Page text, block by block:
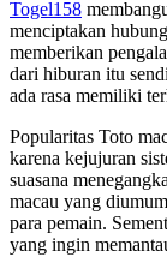
Togel158
menciptakan
memberikan
dari hiburan itu
ada rasa memiliki
Popularitas Toto
karena kejujuran
suasana
macau yang
para pemain.
yang ingin